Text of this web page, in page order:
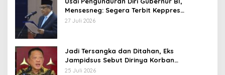
Mensesneg: Segera Terbit Keppres
Pemberhentian dengan Hormat
27 Juli 2026
Jadi Tersangka dan Ditahan, Eks
Jampidsus Sebut Dirinya Korban
Kriminalisasi
25 Juli 2026